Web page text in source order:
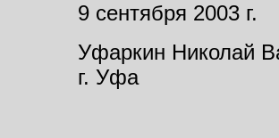
9 сентября 2003 г.
Уфаркин Николай
г. Уфа